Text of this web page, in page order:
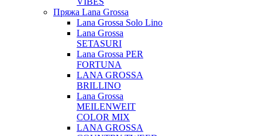
Пряжа Lana Grossa
Lana Grossa Solo Lino
Lana Grossa
SETASURI
Lana Grossa PER
FORTUNA
LANA GROSSA
BRILLINO
Lana Grossa
MEILENWEIT
COLOR MIX
LANA GROSSA